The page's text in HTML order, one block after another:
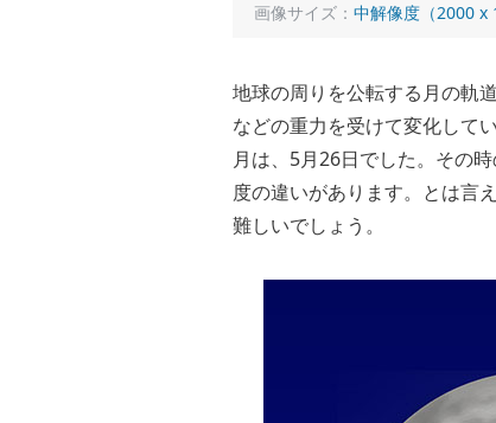
画像サイズ： 中解像度（2000 x
地球の周りを公転する月の軌
などの重力を受けて変化して
月は、5月26日でした。その
度の違いがあります。とは言
難しいでしょう。